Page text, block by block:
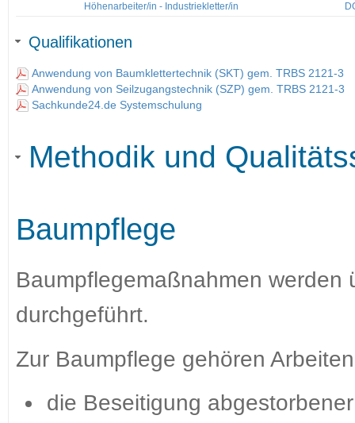
Höhenarbeiter/in - Industriekletter/in
Qualifikationen
Anwendung von Baumklettertechnik (SKT) gem. TRBS 2121-3
Anwendung von Seilzugangstechnik (SZP) gem. TRBS 2121-3
Sachkunde24.de Systemschulung
Methodik und
Baumpflege
Baumpflegemaßnahmen werden
durchgeführt.
Zur Baumpflege gehören
die Beseitigung